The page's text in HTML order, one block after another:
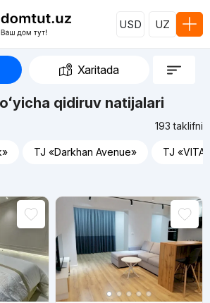
USD UZ
Xaritada
qidiruv natijalari
193 taklifni
TJ «Darkhan Avenue» TJ «VITA»